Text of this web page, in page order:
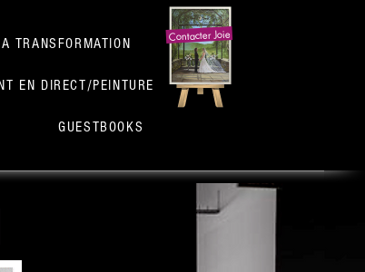
Contacter Joie
TRANSFORMATION
EN DIRECT/PEINTURE
GUESTBOOKS